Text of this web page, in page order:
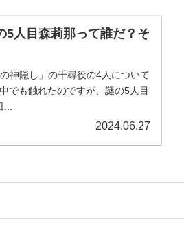
5人目森莉那って誰だ？そ
神隠し」の千尋役の4人について
でも触れたのですが、謎の5人目
2024.06.27